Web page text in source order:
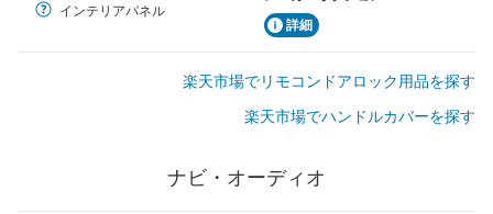
インテリアパネル
詳細
楽天市場でリモコンドアロック用品を探す
楽天市場でハンドルカバーを探す
ナビ・オーディオ